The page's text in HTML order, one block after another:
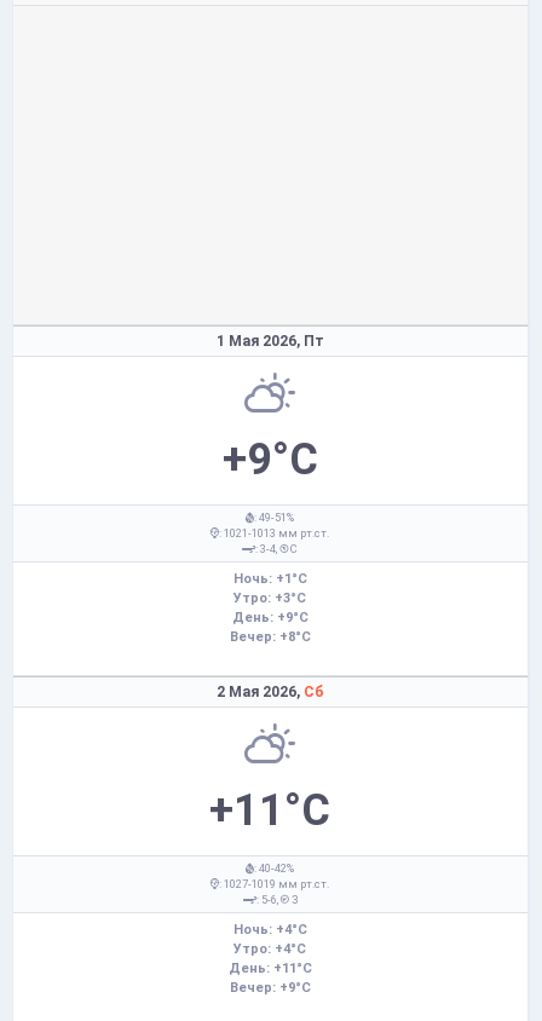
1 Мая 2026, Пт
+9°C
: 49-51%
: 1021-1013 мм рт.ст.
: 3-4,
С
Ночь: +1°C
Утро: +3°C
День: +9°C
Вечер: +8°C
2 Мая 2026, Сб
+11°C
: 40-42%
: 1027-1019 мм рт.ст.
: 5-6,
З
Ночь: +4°C
Утро: +4°C
День: +11°C
Вечер: +9°C